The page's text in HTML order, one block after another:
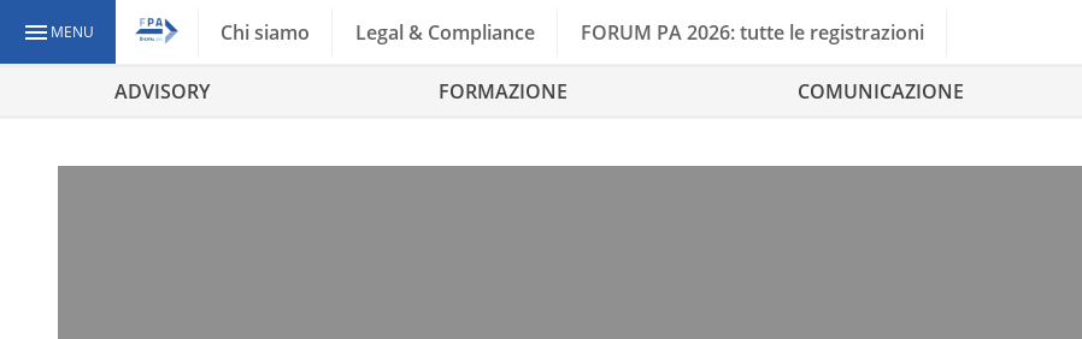
MENU Chi siamo Legal & Compliance FORUM PA 2026: tutte le registrazioni
ADVISORY FORMAZIONE COMUNICAZIONE